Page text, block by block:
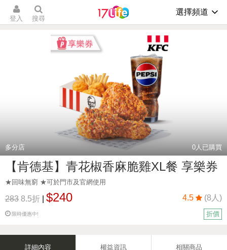
登入 搜尋
選擇頻道
多分店 0人已購買
【肯德基】青花椒香麻脆雞XL餐 享樂券
★回味無窮 ★可於門市及官網使用
283 8.5折 $240 4.5 (8人)
限時優惠中! 折價
詳細內容 權益資訊 相關商品